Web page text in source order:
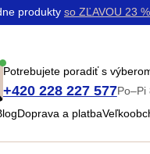
produkty so ZĽAVOU 23
Potrebujete poradiť s
+420 228 227 577Po–Pi
Doprava a platba